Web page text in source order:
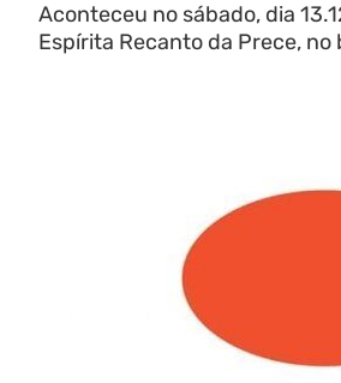
Aconteceu no sábado, dia
Espírita Recanto da Prece, no